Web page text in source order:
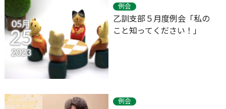
05月
25
2023
例会
乙訓支部５月度例会「私の
こと知ってください！」
例会